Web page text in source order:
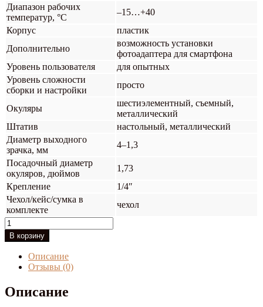
Диапазон рабочих
температур, °С
–15…+40
Корпус
пластик
Дополнительно
возможность установки
фотоадаптера для смартфона
Уровень пользователя
для опытных
Уровень сложности
сборки и настройки
просто
Окуляры
шестиэлементный, съемный,
металлический
Штатив
настольный, металлический
Диаметр выходного
зрачка, мм
4–1,3
Посадочный диаметр
окуляров, дюймов
1,73
Крепление
1/4″
Чехол/кейс/сумка в
комплекте
чехол
Количество
товара
Зрительная
труба
Levenhuk
PRO
80
В корзину
Описание
Отзывы (0)
Описание